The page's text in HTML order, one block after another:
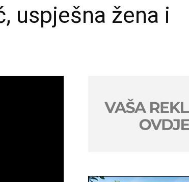
uspješna žena i